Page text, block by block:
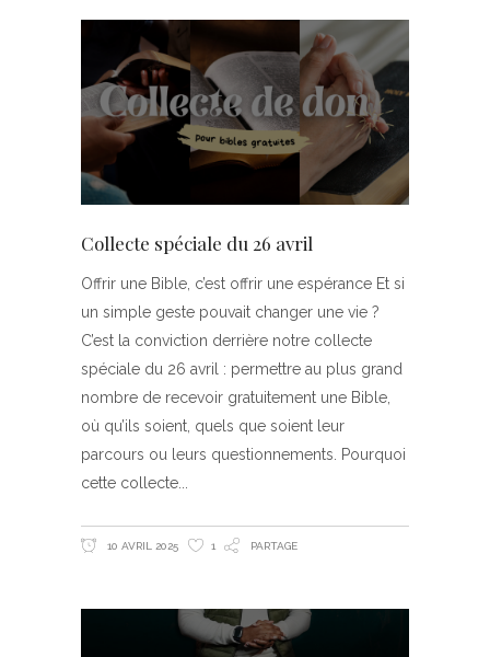
Collecte spéciale du 26 avril
Offrir une Bible, c’est offrir une espérance Et si
un simple geste pouvait changer une vie ?
C’est la conviction derrière notre collecte
spéciale du 26 avril : permettre au plus grand
nombre de recevoir gratuitement une Bible,
où qu’ils soient, quels que soient leur
parcours ou leurs questionnements. Pourquoi
cette collecte
10 AVRIL 2025 1 PARTAGE